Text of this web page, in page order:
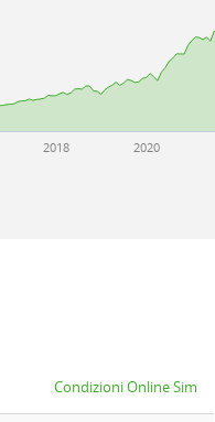
2018 2020
Condizioni Online Sim